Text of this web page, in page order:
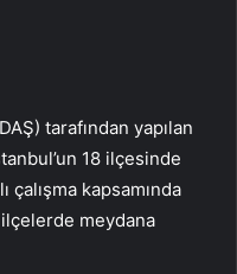
tarafından yapılan
18 ilçesinde
kapsamında
meydana